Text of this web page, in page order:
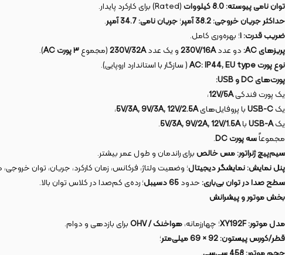
توان نامی پیوسته:8.0 کیلووات
(Rated) برای کارکرد پایدار.
حداکثر جریان خروجی:38.2 آمپر ؛جریان نامی:34.7 آمپر
.
ضریب قدرت:۱؛ بهره‌وری کامل.
پریزهای AC:
دو عدد230V/16Aو یک عدد230V/32A(مجموع۳ پورت AC
).
نوع پورت AC:IP44, EU type
( سازگار با استاندارد اروپایی).
پورت‌های DC و USB:
یک پورت فندکی12V/5A،
یکUSB-Cبا پروفایل‌های5V/3A, 9V/3A, 12V/2.5A،
یکUSB-Aبا5V/3A, 9V/2A, 12V/1.5A
.
مجموعاًسه پورت DC
.
سیم‌پیچ ژنراتور:مس خالصبرای راندمان و طول عمر بیشتر.
پنل نمایش:نمایشگر دیجیتال؛ وضعیت ولتاژ، فرکانس، زمان کارکرد، جریان، توان
سطح صدا در توان بی‌باری:حدود65 دسیبل
؛ رده‌ی کم‌صدا در کلاس توان بالا.
بخش موتور و پیشرانش
مدل موتور:XY192F؛ چهارزمانه،هواخنک / OHV
برای بازدهی و دوام.
قطر/کورس پیستون:92 × 69 میلی‌متر
؛